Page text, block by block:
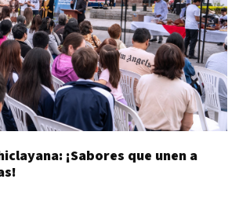
¡Sabores que unen a